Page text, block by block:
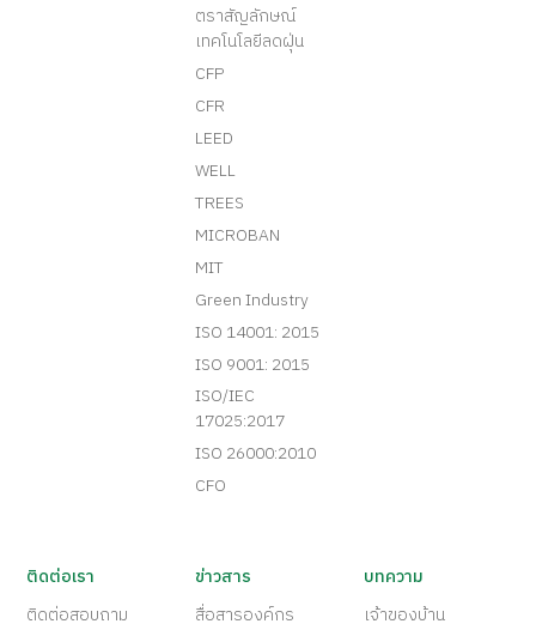
ตราสัญลักษณ์
เทคโนโลยีลดฝุ่น
CFP
CFR
LEED
WELL
TREES
MICROBAN
MIT
Green Industry
ISO 14001: 2015
ISO 9001: 2015
ISO/IEC
17025:2017
ISO 26000:2010
CFO
ติดต่อเรา
ติดต่อสอบถาม
ข่าวสาร
สื่อสารองค์กร
บทความ
เจ้าของบ้าน